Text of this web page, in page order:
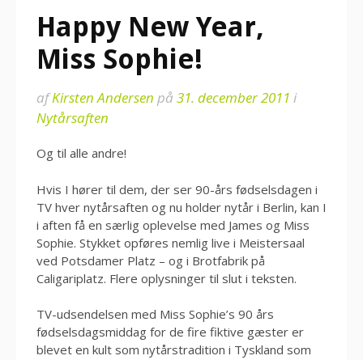
Happy New Year,
Miss Sophie!
afKirsten Andersen på 31. december 2011 i
Nytårsaften
Og til alle andre!
Hvis I hører til dem, der ser 90-års fødselsdagen i
TV hver nytårsaften og nu holder nytår i Berlin, kan I
i aften få en særlig oplevelse med James og Miss
Sophie. Stykket opføres nemlig live i Meistersaal
ved Potsdamer Platz – og i Brotfabrik på
Caligariplatz. Flere oplysninger til slut i teksten.
TV-udsendelsen med Miss Sophie’s 90 års
fødselsdagsmiddag for de fire fiktive gæster er
blevet en kult som nytårstradition i Tyskland som